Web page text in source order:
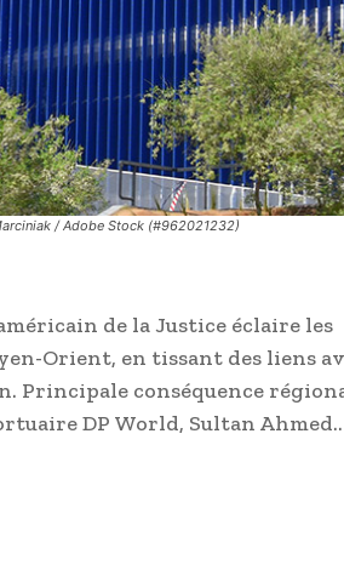
/ Adobe Stock (#962021232)
de la Justice éclaire les
Orient, en tissant des liens
Principale conséquence
DP World, Sultan